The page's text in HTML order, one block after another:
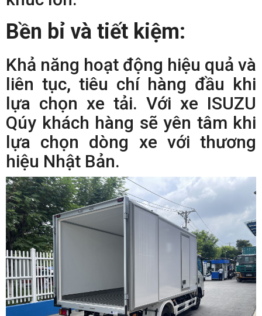
Bền bỉ và tiết kiệm:
Khả năng hoạt động hiệu quả và
liên tục, tiêu chí hàng đầu khi
lựa chọn xe tải. Với xe ISUZU
Qúy khách hàng sẽ yên tâm khi
lựa chọn dòng xe với thương
hiệu Nhật Bản.